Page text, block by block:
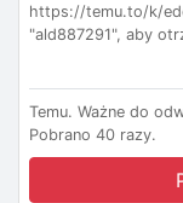
https://temu.to/k/
"ald887291", aby
Temu. Ważne do
Pobrano 40 razy.